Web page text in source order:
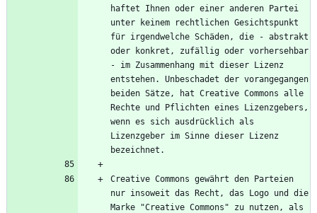
haftet Ihnen oder einer anderen Partei
unter keinem rechtlichen Gesichtspunkt
für irgendwelche Schäden, die - abstrakt
oder konkret, zufällig oder vorhersehbar
- im Zusammenhang mit dieser Lizenz
entstehen. Unbeschadet der vorangegangen
beiden Sätze, hat Creative Commons alle
Rechte und Pflichten eines Lizenzgebers,
wenn es sich ausdrücklich als
Lizenzgeber im Sinne dieser Lizenz
Creative Commons gewährt den Parteien
nur insoweit das Recht, das Logo und die
Marke "Creative Commons" zu nutzen, als